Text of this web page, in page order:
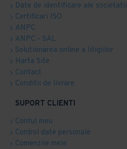
Date de identificare ale societatii
Certificari ISO
ANPC
ANPC - SAL
Solutionarea online a litigiilor
Harta Site
Contact
Conditii de livrare
SUPORT CLIENTI
Contul meu
Control date personale
Comenzile mele